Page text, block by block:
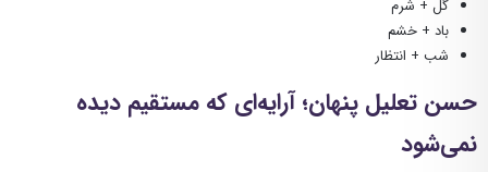
گل + شرم
باد + خشم
شب + انتظار
حسن تعلیل پنهان؛ آرایه‌ای که مستقیم دیده
نمی‌شود